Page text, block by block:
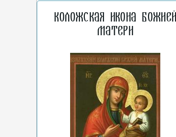
Коложская икона
Матери